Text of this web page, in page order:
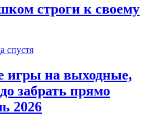
строги к своему
спустя
игры на выходные,
забрать прямо
2026